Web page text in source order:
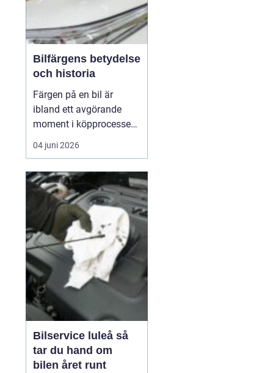
Bilfärgens betydelse
och historia
Färgen på en bil är
ibland ett avgörande
moment i köpprocessen,
men det handlar om mer
än bara estetik. Bilfärg
vetenskap och konst,
med en lång historia där
varje kulör b&...
04 juni 2026
Bilservice luleå så
tar du hand om
bilen året runt